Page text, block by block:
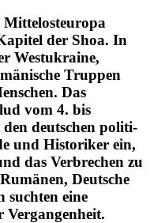
Mittel­ost­europa
der Shoa. In
Westukraine,
Truppen
Das
vom 4. bis
den deutschen politi­
und Histo­riker ein,
das Verbrechen zu
Deutsche
suchten eine
Vergan­genheit.